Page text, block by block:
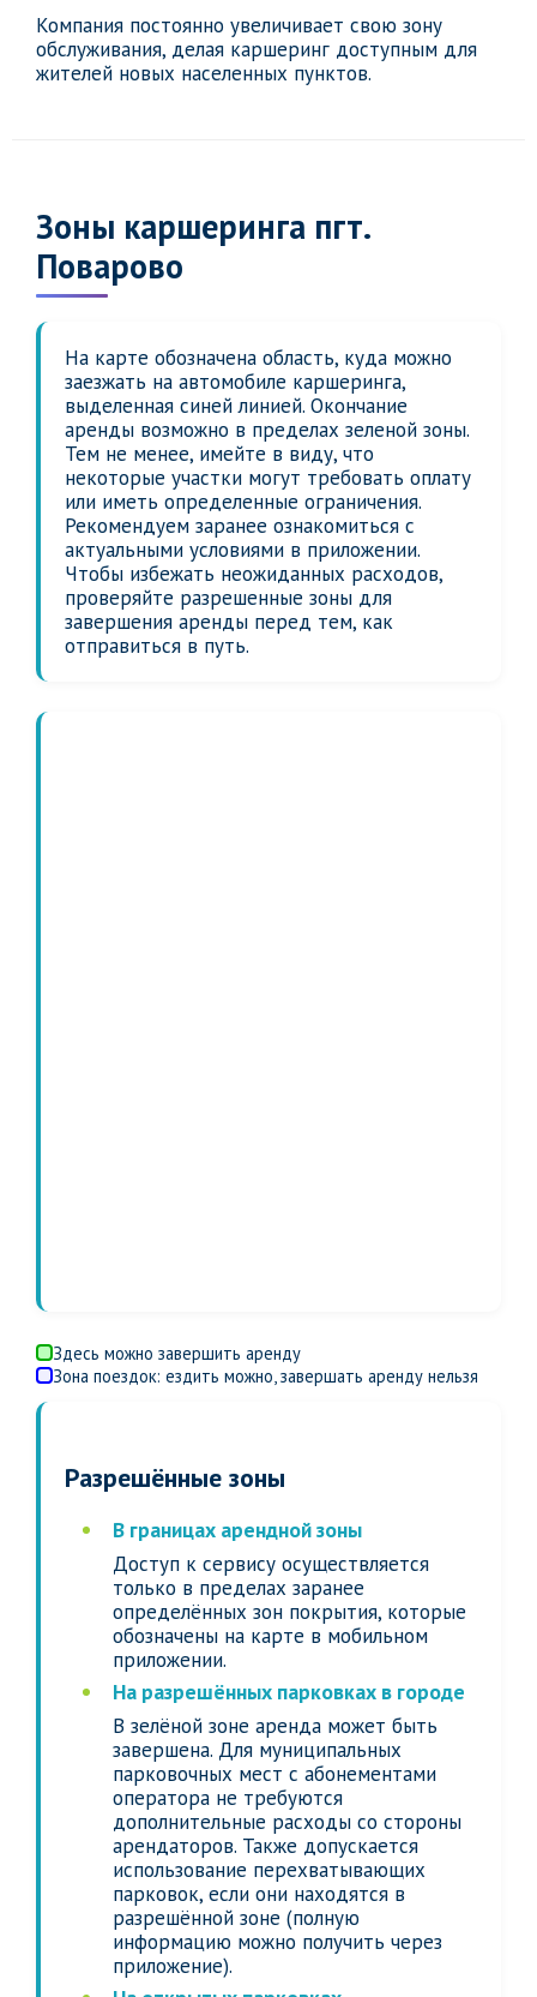
Компания постоянно увеличивает свою зону
обслуживания, делая каршеринг доступным для
жителей новых населенных пунктов.
Зоны каршеринга пгт.
Поварово
На карте обозначена область, куда можно
заезжать на автомобиле каршеринга,
выделенная синей линией. Окончание
аренды возможно в пределах зеленой зоны.
Тем не менее, имейте в виду, что
некоторые участки могут требовать оплату
или иметь определенные ограничения.
Рекомендуем заранее ознакомиться с
актуальными условиями в приложении.
Чтобы избежать неожиданных расходов,
проверяйте разрешенные зоны для
завершения аренды перед тем, как
отправиться в путь.
Здесь можно завершить аренду
Зона поездок: ездить можно, завершать аренду нельзя
Разрешённые зоны
В границах арендной зоны
Доступ к сервису осуществляется
только в пределах заранее
определённых зон покрытия, которые
обозначены на карте в мобильном
приложении.
На разрешённых парковках в городе
В зелёной зоне аренда может быть
завершена. Для муниципальных
парковочных мест с абонементами
оператора не требуются
дополнительные расходы со стороны
арендаторов. Также допускается
использование перехватывающих
парковок, если они находятся в
разрешённой зоне (полную
информацию можно получить через
приложение).